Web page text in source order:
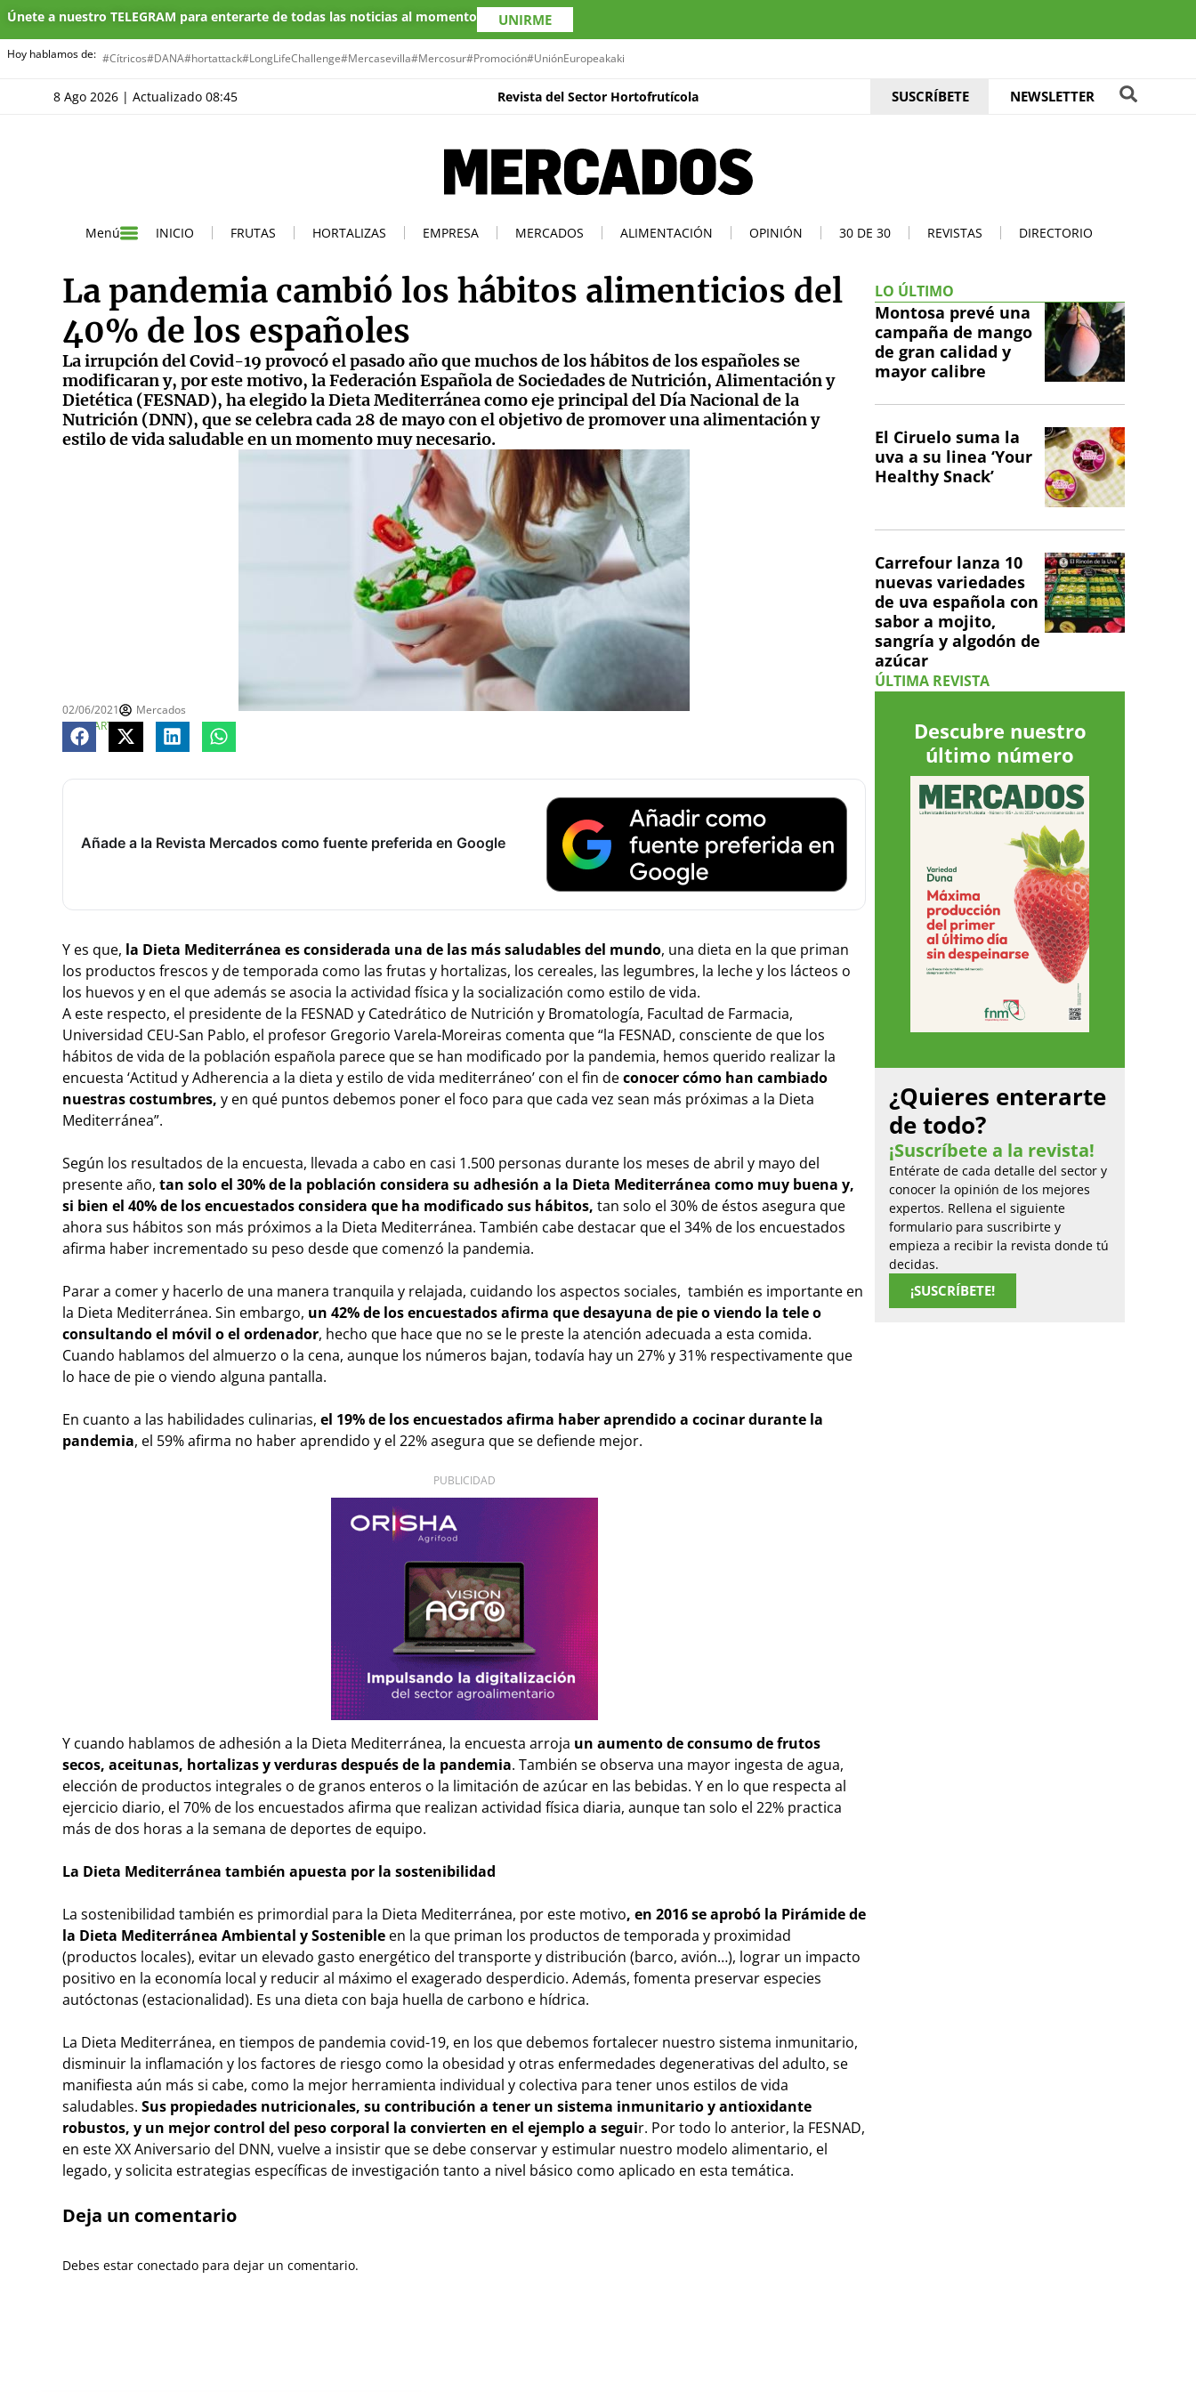
Únete a nuestro TELEGRAM para enterarte de todas las noticias al momento UNIRME
Hoy hablamos de: #Cítricos#DANA#hortattack#LongLifeChallenge#Mercasevilla#Mercosur#Promoción#UniónEuropeakaki
8 Ago 2026 | Actualizado 08:45 Revista del Sector Hortofrutícola SUSCRÍBETE NEWSLETTER
Menú INICIO FRUTAS HORTALIZAS EMPRESA MERCADOS ALIMENTACIÓN OPINIÓN 30 DE 30 REVISTAS DIRECTORIO
La pandemia cambió los hábitos alimenticios del
40% de los españoles
La irrupción del Covid-19 provocó el pasado año que muchos de los hábitos de los españoles se
modificaran y, por este motivo, la Federación Española de Sociedades de Nutrición, Alimentación y
Dietética (FESNAD), ha elegido la Dieta Mediterránea como eje principal del Día Nacional de la
Nutrición (DNN), que se celebra cada 28 de mayo con el objetivo de promover una alimentación y
estilo de vida saludable en un momento muy necesario.
02/06/2021
Mercados
COMPARTE
Añade a la Revista Mercados como fuente preferida en Google
Y es que, la Dieta Mediterránea es considerada una de las más saludables del mundo, una dieta en la que priman
los productos frescos y de temporada como las frutas y hortalizas, los cereales, las legumbres, la leche y los lácteos o
los huevos y en el que además se asocia la actividad física y la socialización como estilo de vida.
A este respecto, el presidente de la FESNAD y Catedrático de Nutrición y Bromatología, Facultad de Farmacia,
Universidad CEU-San Pablo, el profesor Gregorio Varela-Moreiras comenta que “la FESNAD, consciente de que los
hábitos de vida de la población española parece que se han modificado por la pandemia, hemos querido realizar la
encuesta ‘Actitud y Adherencia a la dieta y estilo de vida mediterráneo’ con el fin deconocer cómo han cambiado
nuestras costumbres, y en qué puntos debemos poner el foco para que cada vez sean más próximas a la Dieta
Mediterránea”.
Según los resultados de la encuesta, llevada a cabo en casi 1.500 personas durante los meses de abril y mayo del
presente año, tan solo el 30% de la población considera su adhesión a la Dieta Mediterránea como muy buena y,
si bien el 40% de los encuestados considera que ha modificado sus hábitos, tan solo el 30% de éstos asegura que
ahora sus hábitos son más próximos a la Dieta Mediterránea. También cabe destacar que el 34% de los encuestados
afirma haber incrementado su peso desde que comenzó la pandemia.
Parar a comer y hacerlo de una manera tranquila y relajada, cuidando los aspectos sociales, también es importante en
la Dieta Mediterránea. Sin embargo, un 42% de los encuestados afirma que desayuna de pie o viendo la tele o
consultando el móvil o el ordenador, hecho que hace que no se le preste la atención adecuada a esta comida.
Cuando hablamos del almuerzo o la cena, aunque los números bajan, todavía hay un 27% y 31% respectivamente que
lo hace de pie o viendo alguna pantalla.
En cuanto a las habilidades culinarias, el 19% de los encuestados afirma haber aprendido a cocinar durante la
pandemia, el 59% afirma no haber aprendido y el 22% asegura que se defiende mejor.
PUBLICIDAD
Y cuando hablamos de adhesión a la Dieta Mediterránea, la encuesta arroja un aumento de consumo de frutos
secos, aceitunas, hortalizas y verduras después de la pandemia. También se observa una mayor ingesta de agua,
elección de productos integrales o de granos enteros o la limitación de azúcar en las bebidas. Y en lo que respecta al
ejercicio diario, el 70% de los encuestados afirma que realizan actividad física diaria, aunque tan solo el 22% practica
más de dos horas a la semana de deportes de equipo.
La Dieta Mediterránea también apuesta por la sostenibilidad
La sostenibilidad también es primordial para la Dieta Mediterránea, por este motivo, en 2016 se aprobó la Pirámide de
la Dieta Mediterránea Ambiental y Sostenible en la que priman los productos de temporada y proximidad
(productos locales), evitar un elevado gasto energético del transporte y distribución (barco, avión…), lograr un impacto
positivo en la economía local y reducir al máximo el exagerado desperdicio. Además, fomenta preservar especies
autóctonas (estacionalidad). Es una dieta con baja huella de carbono e hídrica.
La Dieta Mediterránea, en tiempos de pandemia covid-19, en los que debemos fortalecer nuestro sistema inmunitario,
disminuir la inflamación y los factores de riesgo como la obesidad y otras enfermedades degenerativas del adulto, se
manifiesta aún más si cabe, como la mejor herramienta individual y colectiva para tener unos estilos de vida
saludables. Sus propiedades nutricionales, su contribución a tener un sistema inmunitario y antioxidante
robustos, y un mejor control del peso corporal la convierten en el ejemplo a seguir. Por todo lo anterior, la FESNAD,
en este XX Aniversario del DNN, vuelve a insistir que se debe conservar y estimular nuestro modelo alimentario, el
legado, y solicita estrategias específicas de investigación tanto a nivel básico como aplicado en esta temática.
Deja un comentario
Debes estar conectado para dejar un comentario.
LO ÚLTIMO
Montosa prevé una
campaña de mango
de gran calidad y
mayor calibre
El Ciruelo suma la
uva a su linea ‘Your
Healthy Snack’
Carrefour lanza 10
nuevas variedades
de uva española con
sabor a mojito,
sangría y algodón de
azúcar
ÚLTIMA REVISTA
Descubre nuestro
último número
¿Quieres enterarte
de todo?
¡Suscríbete a la revista!
Entérate de cada detalle del sector y
conocer la opinión de los mejores
expertos. Rellena el siguiente
formulario para suscribirte y
empieza a recibir la revista donde tú
decidas.
¡SUSCRÍBETE!